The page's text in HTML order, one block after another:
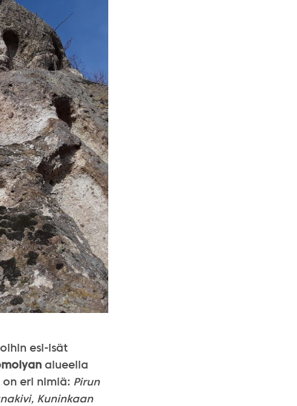
esi-isät
alueella
eri nimiä: Pirun
Kuninkaan